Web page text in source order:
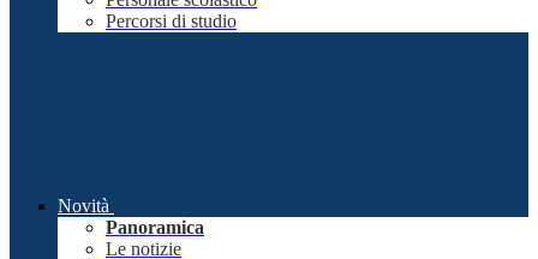
Percorsi di studio
Novità
Panoramica
Le notizie